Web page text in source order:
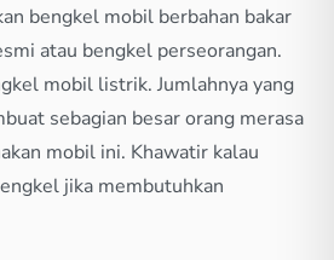
bengkel mobil berbahan bakar
atau bengkel perseorangan.
mobil listrik. Jumlahnya yang
sebagian besar orang merasa
mobil ini. Khawatir kalau
jika membutuhkan